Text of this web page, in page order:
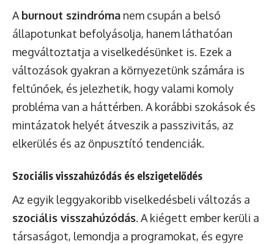
A burnout szindróma nem csupán a belső
állapotunkat befolyásolja, hanem láthatóan
megváltoztatja a viselkedésünket is. Ezek a
változások gyakran a környezetünk számára is
feltűnőek, és jelezhetik, hogy valami komoly
probléma van a háttérben. A korábbi szokások és
mintázatok helyét átveszik a passzivitás, az
elkerülés és az önpusztító tendenciák.
Szociális visszahúzódás és elszigetelődés
Az egyik leggyakoribb viselkedésbeli változás a
szociális visszahúzódás. A kiégett ember kerüli a
társaságot, lemondja a programokat, és egyre